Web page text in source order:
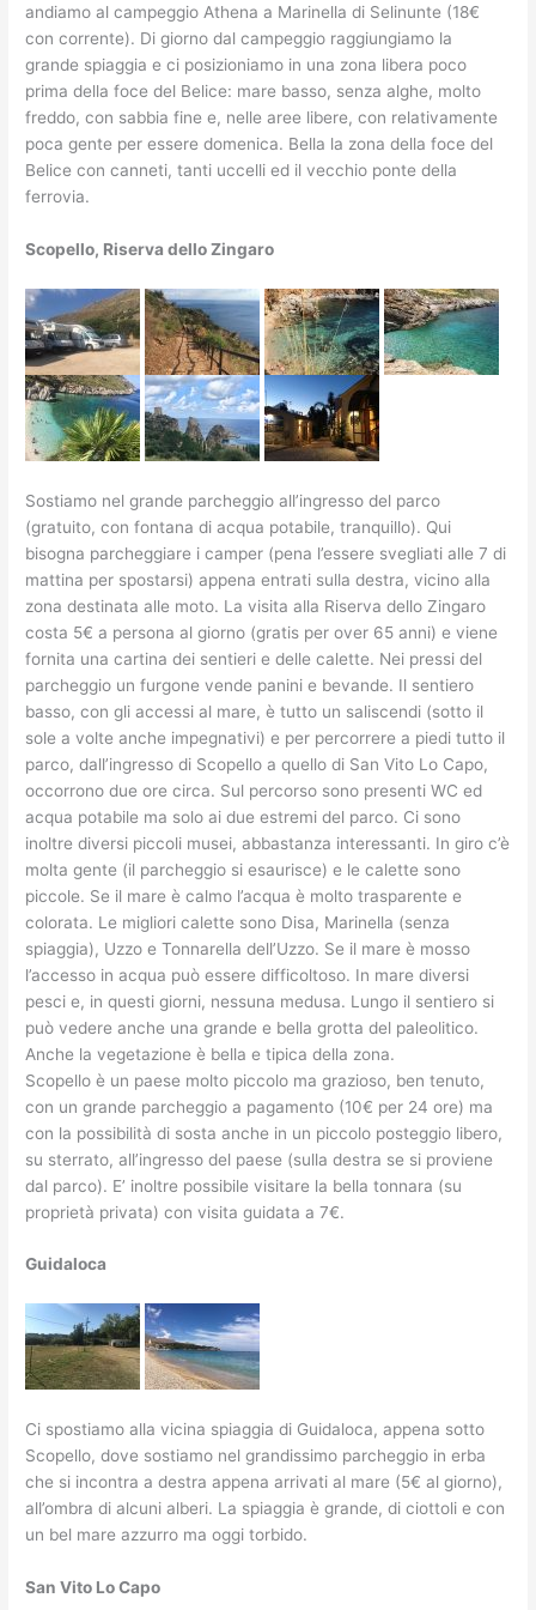
andiamo al campeggio Athena a Marinella di Selinunte (18€
con corrente). Di giorno dal campeggio raggiungiamo la
grande spiaggia e ci posizioniamo in una zona libera poco
prima della foce del Belice: mare basso, senza alghe, molto
freddo, con sabbia fine e, nelle aree libere, con relativamente
poca gente per essere domenica. Bella la zona della foce del
Belice con canneti, tanti uccelli ed il vecchio ponte della
ferrovia.
Scopello, Riserva dello Zingaro
Sostiamo nel grande parcheggio all’ingresso del parco
(gratuito, con fontana di acqua potabile, tranquillo). Qui
bisogna parcheggiare i camper (pena l’essere svegliati alle 7 di
mattina per spostarsi) appena entrati sulla destra, vicino alla
zona destinata alle moto. La visita alla Riserva dello Zingaro
costa 5€ a persona al giorno (gratis per over 65 anni) e viene
fornita una cartina dei sentieri e delle calette. Nei pressi del
parcheggio un furgone vende panini e bevande. Il sentiero
basso, con gli accessi al mare, è tutto un saliscendi (sotto il
sole a volte anche impegnativi) e per percorrere a piedi tutto il
parco, dall’ingresso di Scopello a quello di San Vito Lo Capo,
occorrono due ore circa. Sul percorso sono presenti WC ed
acqua potabile ma solo ai due estremi del parco. Ci sono
inoltre diversi piccoli musei, abbastanza interessanti. In giro c’è
molta gente (il parcheggio si esaurisce) e le calette sono
piccole. Se il mare è calmo l’acqua è molto trasparente e
colorata. Le migliori calette sono Disa, Marinella (senza
spiaggia), Uzzo e Tonnarella dell’Uzzo. Se il mare è mosso
l’accesso in acqua può essere difficoltoso. In mare diversi
pesci e, in questi giorni, nessuna medusa. Lungo il sentiero si
può vedere anche una grande e bella grotta del paleolitico.
Anche la vegetazione è bella e tipica della zona.
Scopello è un paese molto piccolo ma grazioso, ben tenuto,
con un grande parcheggio a pagamento (10€ per 24 ore) ma
con la possibilità di sosta anche in un piccolo posteggio libero,
su sterrato, all’ingresso del paese (sulla destra se si proviene
dal parco). E’ inoltre possibile visitare la bella tonnara (su
proprietà privata) con visita guidata a 7€.
Guidaloca
Ci spostiamo alla vicina spiaggia di Guidaloca, appena sotto
Scopello, dove sostiamo nel grandissimo parcheggio in erba
che si incontra a destra appena arrivati al mare (5€ al giorno),
all’ombra di alcuni alberi. La spiaggia è grande, di ciottoli e con
un bel mare azzurro ma oggi torbido.
San Vito Lo Capo